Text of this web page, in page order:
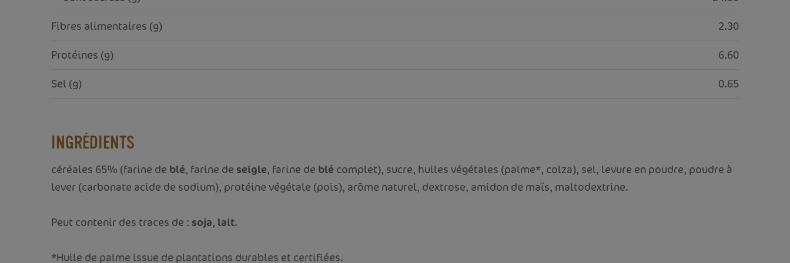
Fibres alimentaires (g) 2.30
Protéines (g) 6.60
Sel (g) 0.65
INGRÉDIENTS
céréales 65% (farine de blé, farine de seigle, farine de blé complet), sucre, huiles végétales (palme*, colza), sel, levure en poudre, poudre à
lever (carbonate acide de sodium), protéine végétale (pois), arôme naturel, dextrose, amidon de maïs, maltodextrine.
Peut contenir des traces de : soja, lait.
*Huile de palme issue de plantations durables et certifiées.